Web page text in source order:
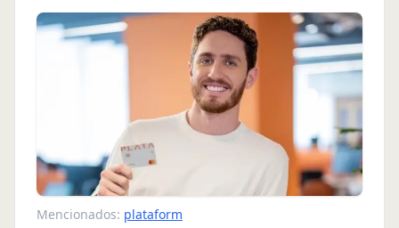
Mencionados: plataform